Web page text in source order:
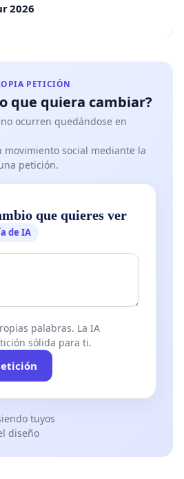
2026
PETICIÓN
que quiera cambiar?
ocurren quedándose en
movimiento social mediante la
petición.
que quieres ver
de IA
palabras. La IA
sólida para ti.
tuyos
diseño